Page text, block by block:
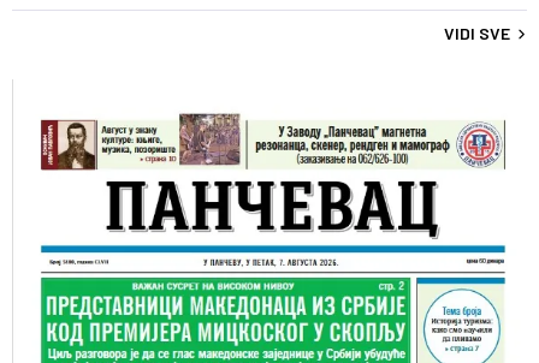
VIDI SVE